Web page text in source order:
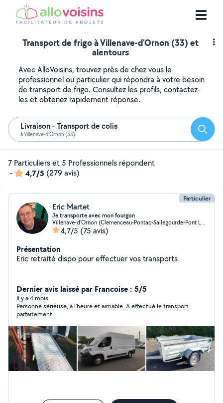
Transport de frigo à Villenave-d'Ornon (33) et
alentours
Avec AlloVoisins, trouvez près de chez vous le
professionnel ou particulier qui répondra à votre besoin
de transport de frigo. Consultez les profils, contactez-
les et obtenez rapidement réponse.
Livraison - Transport de colis
à Villenave-d'Ornon (33)
7 Particuliers et 5 Professionnels répondent
-
4,7/5 (279 avis)
Particulier
Eric Martet
Je transporte avec mon fourgon
Villenave-d'Ornon (Clemenceau-Pontac-Sallegourde-Pont Langon)
4,7/5 (75 avis)
Présentation
Eric retraité dispo pour effectuer vos transports
Dernier avis laissé par Francoise : 5/5
Il y a 4 mois
Personne sérieuse, à l’heure et aimable. A effectué le transport
parfaitement.